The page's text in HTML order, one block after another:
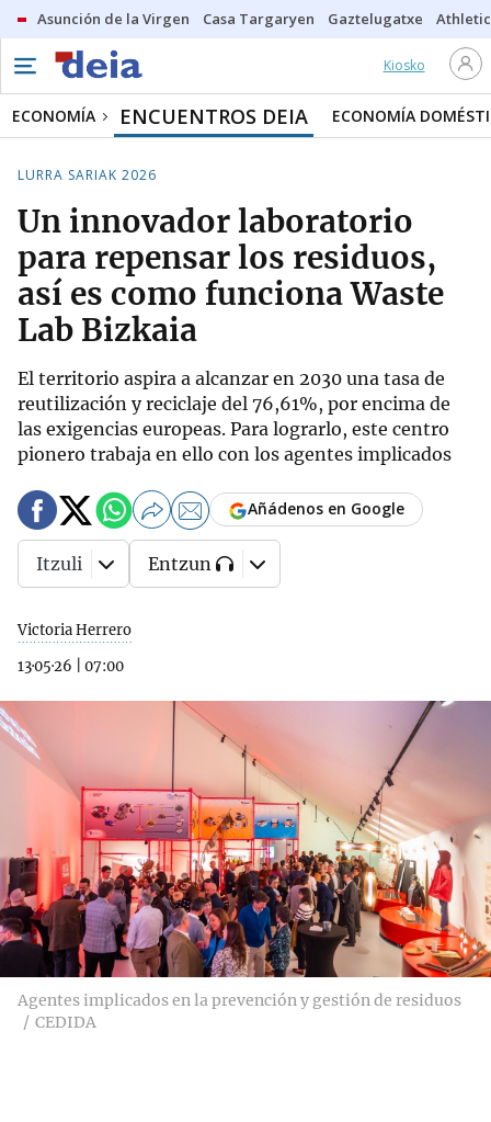
Asunción de la Virgen Casa Targaryen Gaztelugatxe Athletic
Kiosko
ECONOMÍA ENCUENTROS DEIA ECONOMÍA
LURRA SARIAK 2026
Un innovador laboratorio
para repensar los residuos,
así es como funciona Waste
Lab Bizkaia
El territorio aspira a alcanzar en 2030 una tasa de
reutilización y reciclaje del 76,61%, por encima de
las exigencias europeas. Para lograrlo, este centro
pionero trabaja en ello con los agentes implicados
Victoria Herrero
13·05·26
07:00
Añádenos en Google
Itzuli Entzun
Agentes implicados en la prevención y gestión de residuos
CEDIDA